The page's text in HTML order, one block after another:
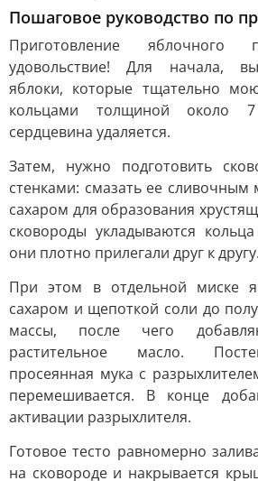
Пошаговое руководство по
Приготовление
удовольствие! Для начала,
яблоки, которые тщательно
кольцами толщиной
сердцевина удаляется.
Затем, нужно подготовить
стенками: смазать ее
сахаром для образования
сковороды укладываются
они плотно прилегали друг к другу.
При этом в отдельной миске
сахаром и щепоткой соли до
массы, после чего
растительное масло.
просеянная мука с
перемешивается. В конце
активации разрыхлителя.
Готовое тесто равномерно
на сковороде и накрывается